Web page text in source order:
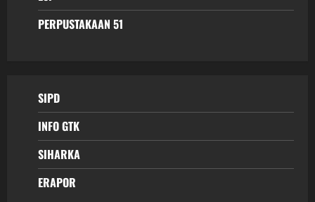
PERPUSTAKAAN 51
SIPD
INFO GTK
SIHARKA
ERAPOR